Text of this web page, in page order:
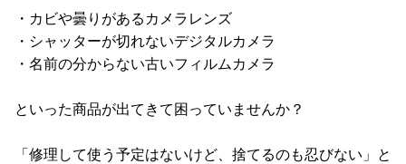
・カビや曇りがあるカメラレンズ
・シャッターが切れないデジタルカメラ
・名前の分からない古いフィルムカメラ
といった商品が出てきて困っていませんか？
「修理して使う予定はないけど、捨てるのも忍びない」と